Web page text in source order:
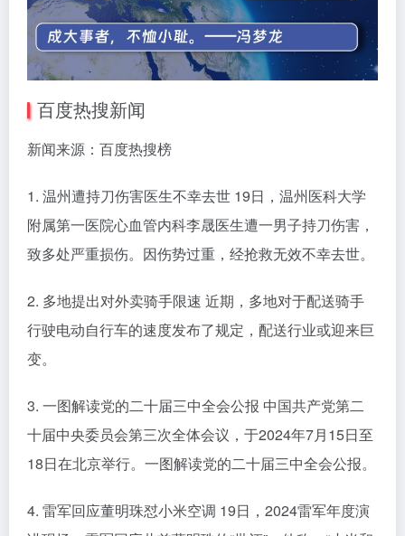
百度热搜新闻
新闻来源：百度热搜榜
1. 温州遭持刀伤害医生不幸去世 19日，温州医科大学
附属第一医院心血管内科李晟医生遭一男子持刀伤害，
致多处严重损伤。因伤势过重，经抢救无效不幸去世。
2. 多地提出对外卖骑手限速 近期，多地对于配送骑手
行驶电动自行车的速度发布了规定，配送行业或迎来巨
变。
3. 一图解读党的二十届三中全会公报 中国共产党第二
十届中央委员会第三次全体会议，于2024年7月15日至
18日在北京举行。一图解读党的二十届三中全会公报。
4. 雷军回应董明珠怼小米空调 19日，2024雷军年度演